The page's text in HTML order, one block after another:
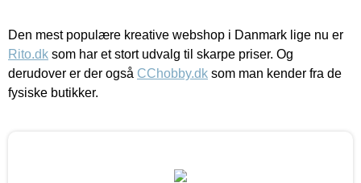
Den mest populære kreative webshop i Danmark lige nu er
Rito.dk som har et stort udvalg til skarpe priser. Og
derudover er der også CChobby.dk som man kender fra de
fysiske butikker.